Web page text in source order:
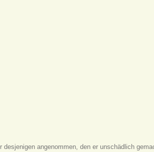
angenommen, den er unschädlich